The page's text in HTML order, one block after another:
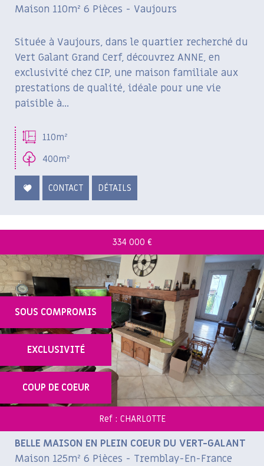
Maison 110m² 6 Pièces - Vaujours
Située à Vaujours, dans le quartier recherché du
Vert Galant Grand Cerf, découvrez ANNE, en
exclusivité chez CIP, une maison familiale aux
prestations de qualité, idéale pour une vie
paisible à...
110m²
400m²
CONTACT DÉTAILS
SOUS COMPROMIS
EXCLUSIVITÉ
COUP DE COEUR
334 000 €
Ref : CHARLOTTE
BELLE MAISON EN PLEIN COEUR DU VERT-GALANT
Maison 125m² 6 Pièces - Tremblay-En-France